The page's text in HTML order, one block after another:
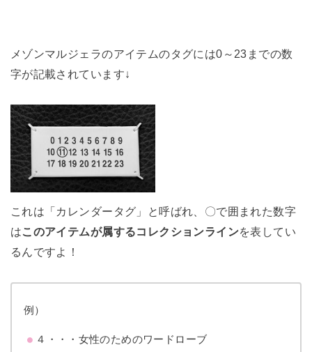
メゾンマルジェラのアイテムのタグには0～23までの数
字が記載されています↓
これは「カレンダータグ」と呼ばれ、〇で囲まれた数字
はこのアイテムが属するコレクションラインを表してい
るんですよ！
例）
４・・・女性のためのワードローブ